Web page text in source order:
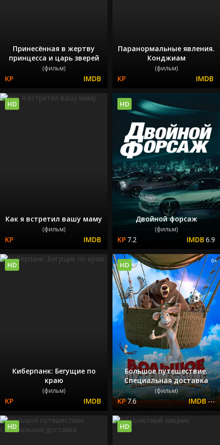
Принесённая в жертву
принцесса и царь зверей
(фильм)
Паранормальные явления.
Конджиам
(фильм)
Как я встретил вашу маму
(фильм)
HD
Двойной форсаж
(фильм)
7.2 6.9
HD
Киберпанк: Бегущие по
краю
(фильм)
HD
Большое путешествие.
Специальная доставка
(фильм)
7.6 ---
HD
HD HD